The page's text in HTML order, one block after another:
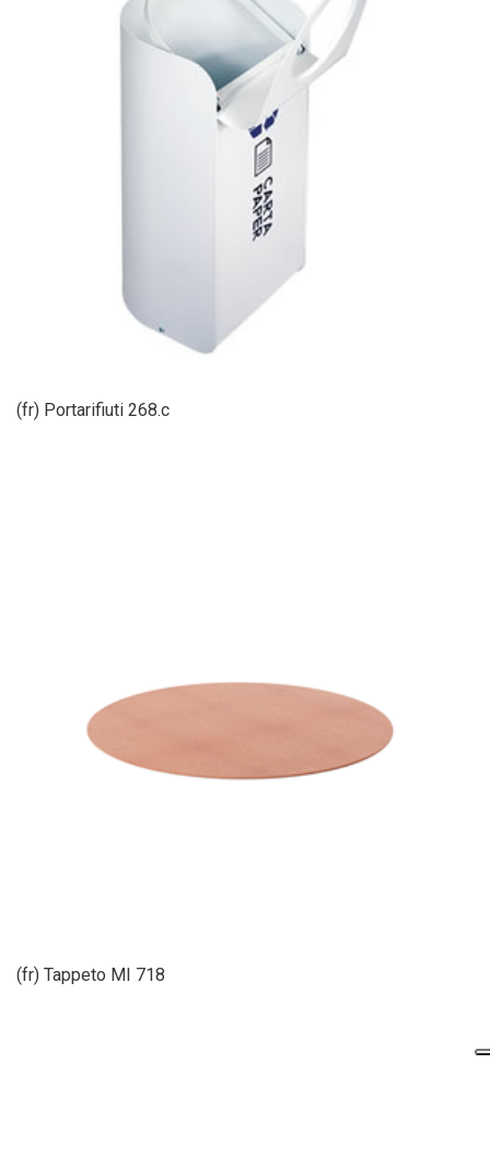
(fr) Portarifiuti 268.c
(fr) Tappeto MI 718